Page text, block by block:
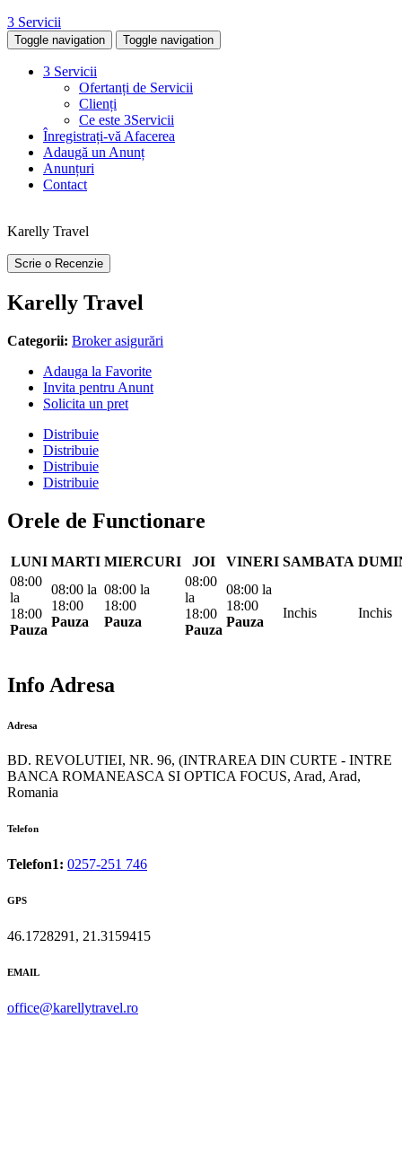
3 Servicii
Toggle navigation Toggle navigation
3 Servicii
Ofertanți de Servicii
Clienți
Ce este 3Servicii
Înregistrați-vă Afacerea
Adaugă un Anunț
Anunțuri
Contact
Karelly Travel
Scrie o Recenzie
Karelly Travel
Categorii: Broker asigurări
Adauga la Favorite
Invita pentru Anunt
Solicita un pret
Distribuie
Distribuie
Distribuie
Distribuie
Orele de Functionare
LUNI MARTI MIERCURI JOI VINERI SAMBATA
08:00
la
18:00
Pauza
08:00 la
18:00
Pauza
08:00 la
18:00
Pauza
08:00
la
18:00
Pauza
08:00 la
18:00
Pauza
Inchis Inchis
Info Adresa
Adresa
BD. REVOLUTIEI, NR. 96, (INTRAREA DIN CURTE - INTRE
BANCA ROMANEASCA SI OPTICA FOCUS, Arad, Arad,
Romania
Telefon
Telefon1: 0257-251 746
GPS
46.1728291, 21.3159415
EMAIL
office@karellytravel.ro